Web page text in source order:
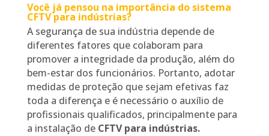
Você já pensou na importância do sistema
CFTV para indústrias?
A segurança de sua indústria depende de
diferentes fatores que colaboram para
promover a integridade da produção, além do
bem-estar dos funcionários. Portanto, adotar
medidas de proteção que sejam efetivas faz
toda a diferença e é necessário o auxílio de
profissionais qualificados, principalmente para
a instalação de CFTV para indústrias.